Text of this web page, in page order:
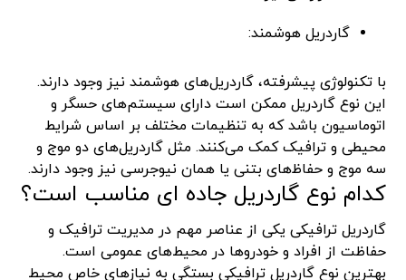
گاردریل هوشمند:
با تکنولوژی پیشرفته، گاردریل‌های هوشمند نیز وجود دارند.
این نوع گاردریل ممکن است دارای سیستم‌های حسگر و
اتوماسیون باشد که به تنظیمات مختلف بر اساس شرایط
محیطی و ترافیک کمک می‌کنند. مثل گاردریل‌های دو موج و
سه موج و حفاظ‌های بتنی یا همان نیوجرسی نیز وجود دارند.
کدام نوع گاردریل جاده ای مناسب است؟
گاردریل ترافیکی یکی از عناصر مهم در مدیریت ترافیک و
حفاظت از افراد و خودروها در محیط‌های عمومی است.
بهترین نوع گاردریل ترافیکی بستگی به نیازهای خاص محیط